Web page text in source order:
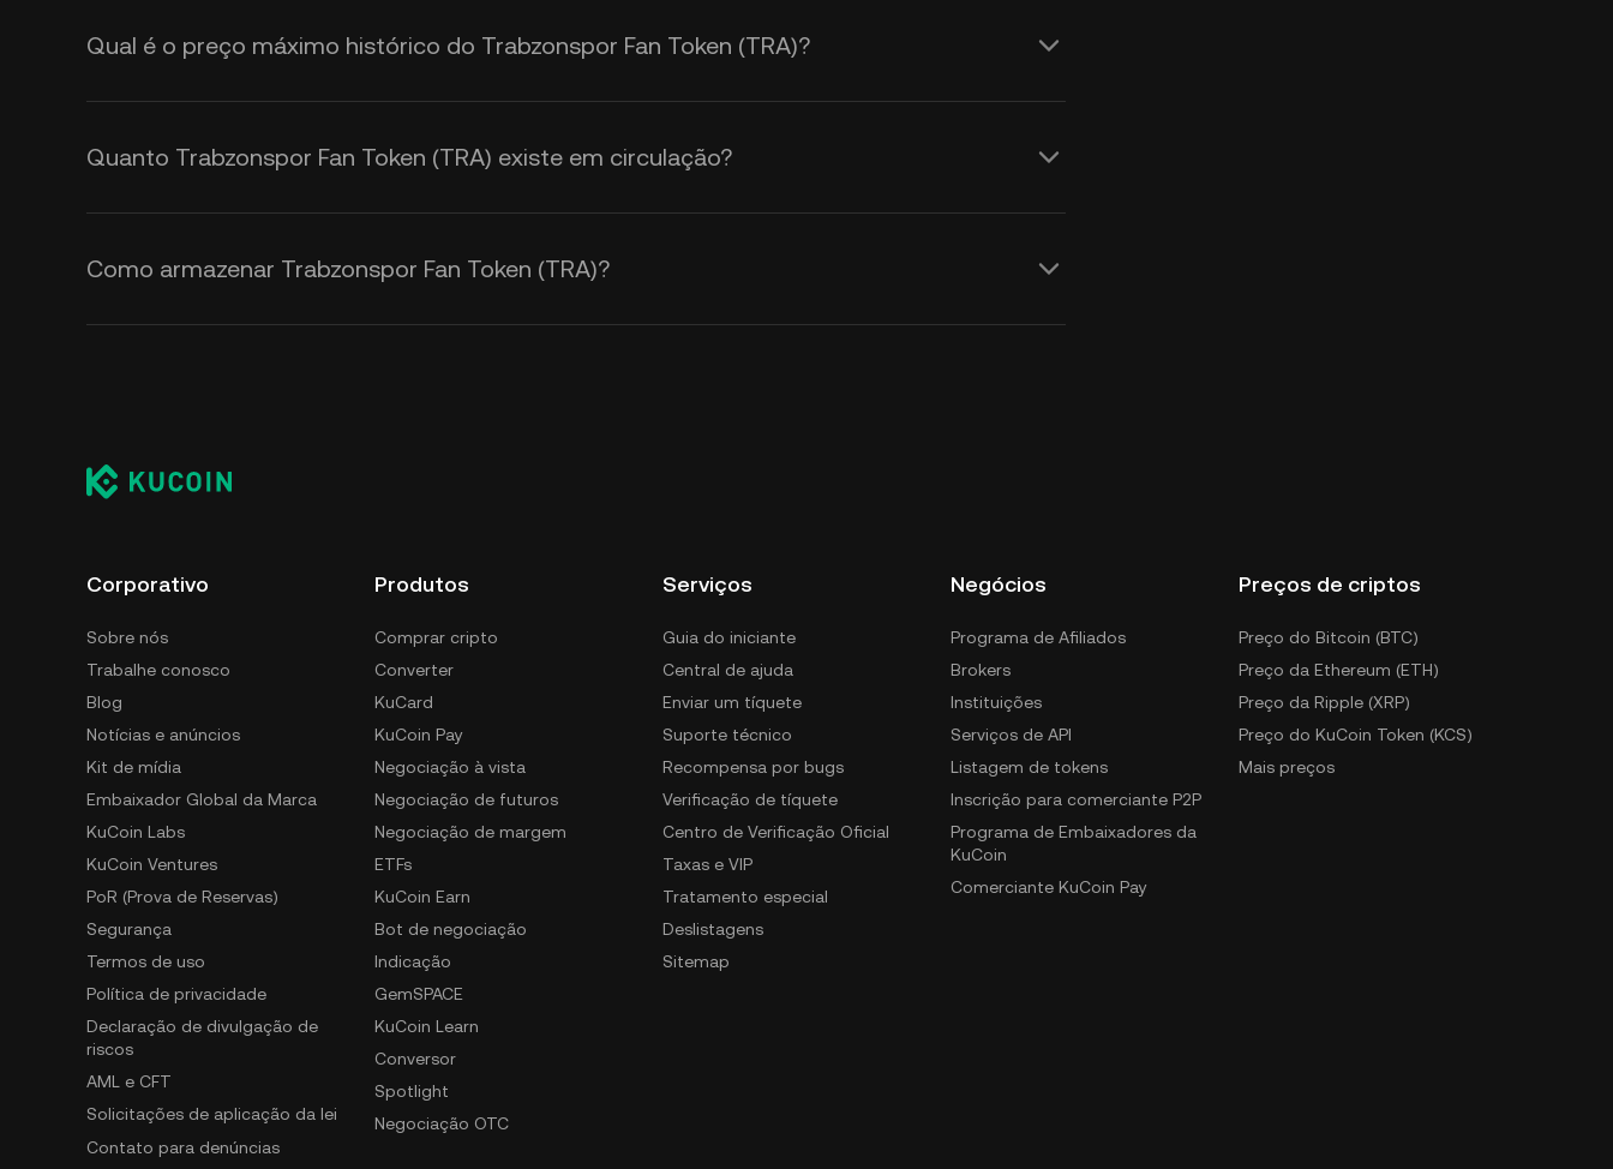
Qual é o preço máximo histórico do Trabzonspor Fan Token (TRA)?
Quanto Trabzonspor Fan Token (TRA) existe em circulação?
Como armazenar Trabzonspor Fan Token (TRA)?
Corporativo
Sobre nós
Trabalhe conosco
Blog
Notícias e anúncios
Kit de mídia
Embaixador Global da Marca
KuCoin Labs
KuCoin Ventures
PoR (Prova de Reservas)
Segurança
Termos de uso
Política de privacidade
Declaração de divulgação de
riscos
AML e CFT
Solicitações de aplicação da lei
Contato para denúncias
Produtos
Comprar cripto
Converter
KuCard
KuCoin Pay
Negociação à vista
Negociação de futuros
Negociação de margem
ETFs
KuCoin Earn
Bot de negociação
Indicação
GemSPACE
KuCoin Learn
Conversor
Spotlight
Negociação OTC
Serviços
Guia do iniciante
Central de ajuda
Enviar um tíquete
Suporte técnico
Recompensa por bugs
Verificação de tíquete
Centro de Verificação Oficial
Taxas e VIP
Tratamento especial
Deslistagens
Sitemap
Negócios
Programa de Afiliados
Brokers
Instituições
Serviços de API
Listagem de tokens
Inscrição para comerciante P2P
Programa de Embaixadores da
KuCoin
Comerciante KuCoin Pay
Preços de criptos
Preço do Bitcoin (BTC)
Preço da Ethereum (ETH)
Preço da Ripple (XRP)
Preço do KuCoin Token (KCS)
Mais preços